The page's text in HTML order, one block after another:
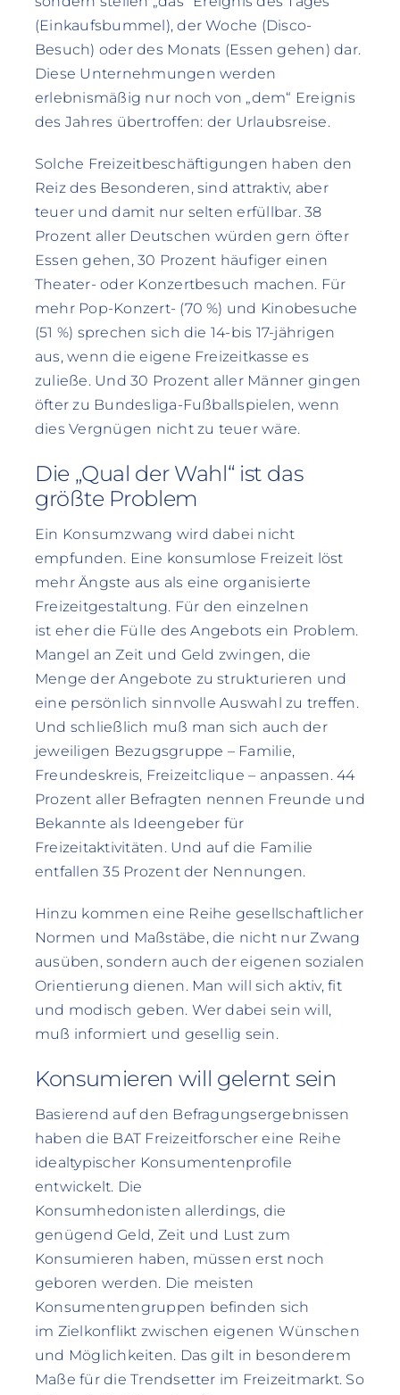
(Einkaufsbummel), der Woche (Disco-
Besuch) oder des Monats (Essen gehen) dar.
Diese Unternehmungen werden
erlebnismäßig nur noch von „dem“ Ereignis
des Jahres übertroffen: der Urlaubsreise.
Solche Freizeitbeschäftigungen haben den
Reiz des Besonderen, sind attraktiv, aber
teuer und damit nur selten erfüllbar. 38
Prozent aller Deutschen würden gern öfter
Essen gehen, 30 Prozent häufiger einen
Theater- oder Konzertbesuch machen. Für
mehr Pop-Konzert- (70 %) und Kinobesuche
(51 %) sprechen sich die 14-bis 17-jährigen
aus, wenn die eigene Freizeitkasse es
zuließe. Und 30 Prozent aller Männer gingen
öfter zu Bundesliga-Fußballspielen, wenn
dies Vergnügen nicht zu teuer wäre.
Die „Qual der Wahl“ ist das
größte Problem
Ein Konsumzwang wird dabei nicht
empfunden. Eine konsumlose Freizeit löst
mehr Ängste aus als eine organisierte
Freizeitgestaltung. Für den einzelnen
ist eher die FülIe des Angebots ein Problem.
Mangel an Zeit und Geld zwingen, die
Menge der Angebote zu strukturieren und
eine persönlich sinnvolle Auswahl zu treffen.
Und schließlich muß man sich auch der
jeweiligen Bezugsgruppe – Familie,
Freundeskreis, Freizeitclique – anpassen. 44
Prozent aller Befragten nennen Freunde und
Bekannte als Ideengeber für
Freizeitaktivitäten. Und auf die Familie
entfallen 35 Prozent der Nennungen.
Hinzu kommen eine Reihe gesellschaftlicher
Normen und Maßstäbe, die nicht nur Zwang
ausüben, sondern auch der eigenen sozialen
Orientierung dienen. Man will sich aktiv, fit
und modisch geben. Wer dabei sein will,
muß informiert und gesellig sein.
Konsumieren will gelernt sein
Basierend auf den Befragungsergebnissen
haben die BAT Freizeitforscher eine Reihe
idealtypischer Konsumentenprofile
entwickelt. Die
Konsumhedonisten allerdings, die
genügend Geld, Zeit und Lust zum
Konsumieren haben, müssen erst noch
geboren werden. Die meisten
Konsumentengruppen befinden sich
im Zielkonflikt zwischen eigenen Wünschen
und Möglichkeiten. Das gilt in besonderem
Maße für die Trendsetter im Freizeitmarkt. So